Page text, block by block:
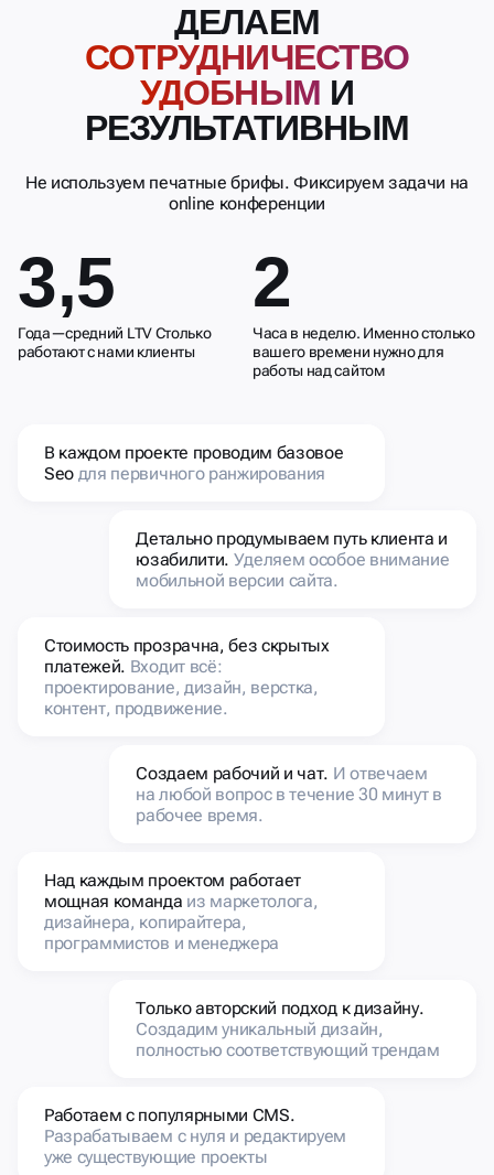
ДЕЛАЕМ
СОТРУДНИЧЕСТВО
УДОБНЫМ И
РЕЗУЛЬТАТИВНЫМ
Не используем печатные брифы. Фиксируем задачи на
online конференции
3,5
Года—средний LTV Столько
работают с нами клиенты
2
Часа в неделю. Именно столько
вашего времени нужно для
работы над сайтом
В каждом проекте проводим базовое
Seo для первичного ранжирования
Детально продумываем путь клиента и
юзабилити. Уделяем особое внимание
мобильной версии сайта.
Стоимость прозрачна, без скрытых
платежей. Входит всё:
проектирование, дизайн, верстка,
контент, продвижение.
Создаем рабочий и чат. И отвечаем
на любой вопрос в течение 30 минут в
рабочее время.
Над каждым проектом работает
мощная команда из маркетолога,
дизайнера, копирайтера,
программистов и менеджера
Только авторский подход к дизайну.
Создадим уникальный дизайн,
полностью соответствующий трендам
Работаем с популярными CMS.
Разрабатываем с нуля и редактируем
уже существующие проекты